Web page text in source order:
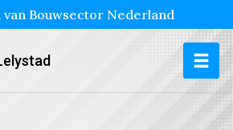
Bouwsector Nederland